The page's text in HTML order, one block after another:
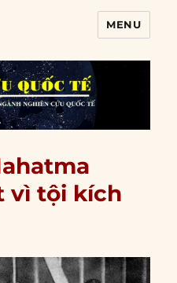
MENU
vì tội kích